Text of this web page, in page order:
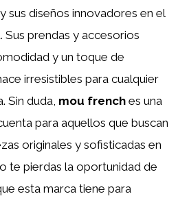
sus diseños innovadores en el
Sus prendas y accesorios
y un toque de
irresistibles para cualquier
Sin duda, mou french es una
para aquellos que buscan
originales y sofisticadas en
te pierdas la oportunidad de
esta marca tiene para